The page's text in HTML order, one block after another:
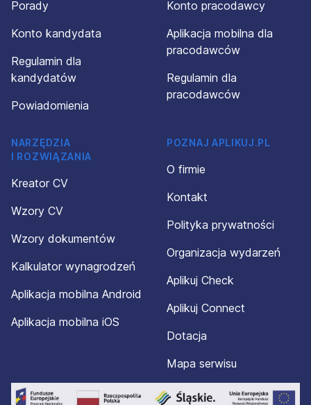
Porady
Konto kandydata
Regulamin dla
kandydatów
Powiadomienia
Konto pracodawcy
Aplikacja mobilna dla
pracodawców
Regulamin dla
pracodawców
NARZĘDZIA
I ROZWIĄZANIA
Kreator CV
Wzory CV
Wzory dokumentów
Kalkulator wynagrodzeń
Aplikacja mobilna Android
Aplikacja mobilna iOS
POZNAJ APLIKUJ.PL
O firmie
Kontakt
Polityka prywatności
Organizacja wydarzeń
Aplikuj Check
Aplikuj Connect
Dotacja
Mapa serwisu